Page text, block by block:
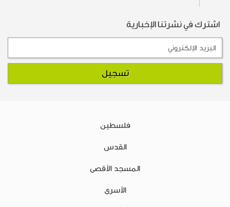
اشترك في نشرتنا الإخبارية
فلسطين
القدس
المسجد الأقصى
الأسرى